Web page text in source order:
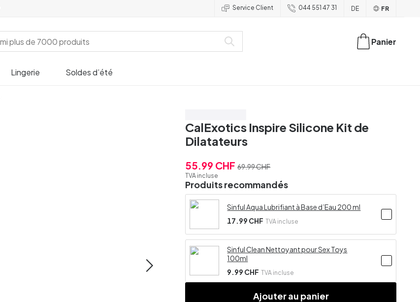
Service Client 044 551 47 31 DE FR
Lingerie Soldes d’été
Panier
CalExotics Inspire Silicone Kit de
Dilatateurs
55.99 CHF 69.99 CHF
TVA incluse
Produits recommandés
Sinful Aqua Lubrifiant à Base d’Eau 200 ml
17.99 CHF TVA incluse
Sinful Clean Nettoyant pour Sex Toys
100ml
9.99 CHF TVA incluse
Ajouter au panier